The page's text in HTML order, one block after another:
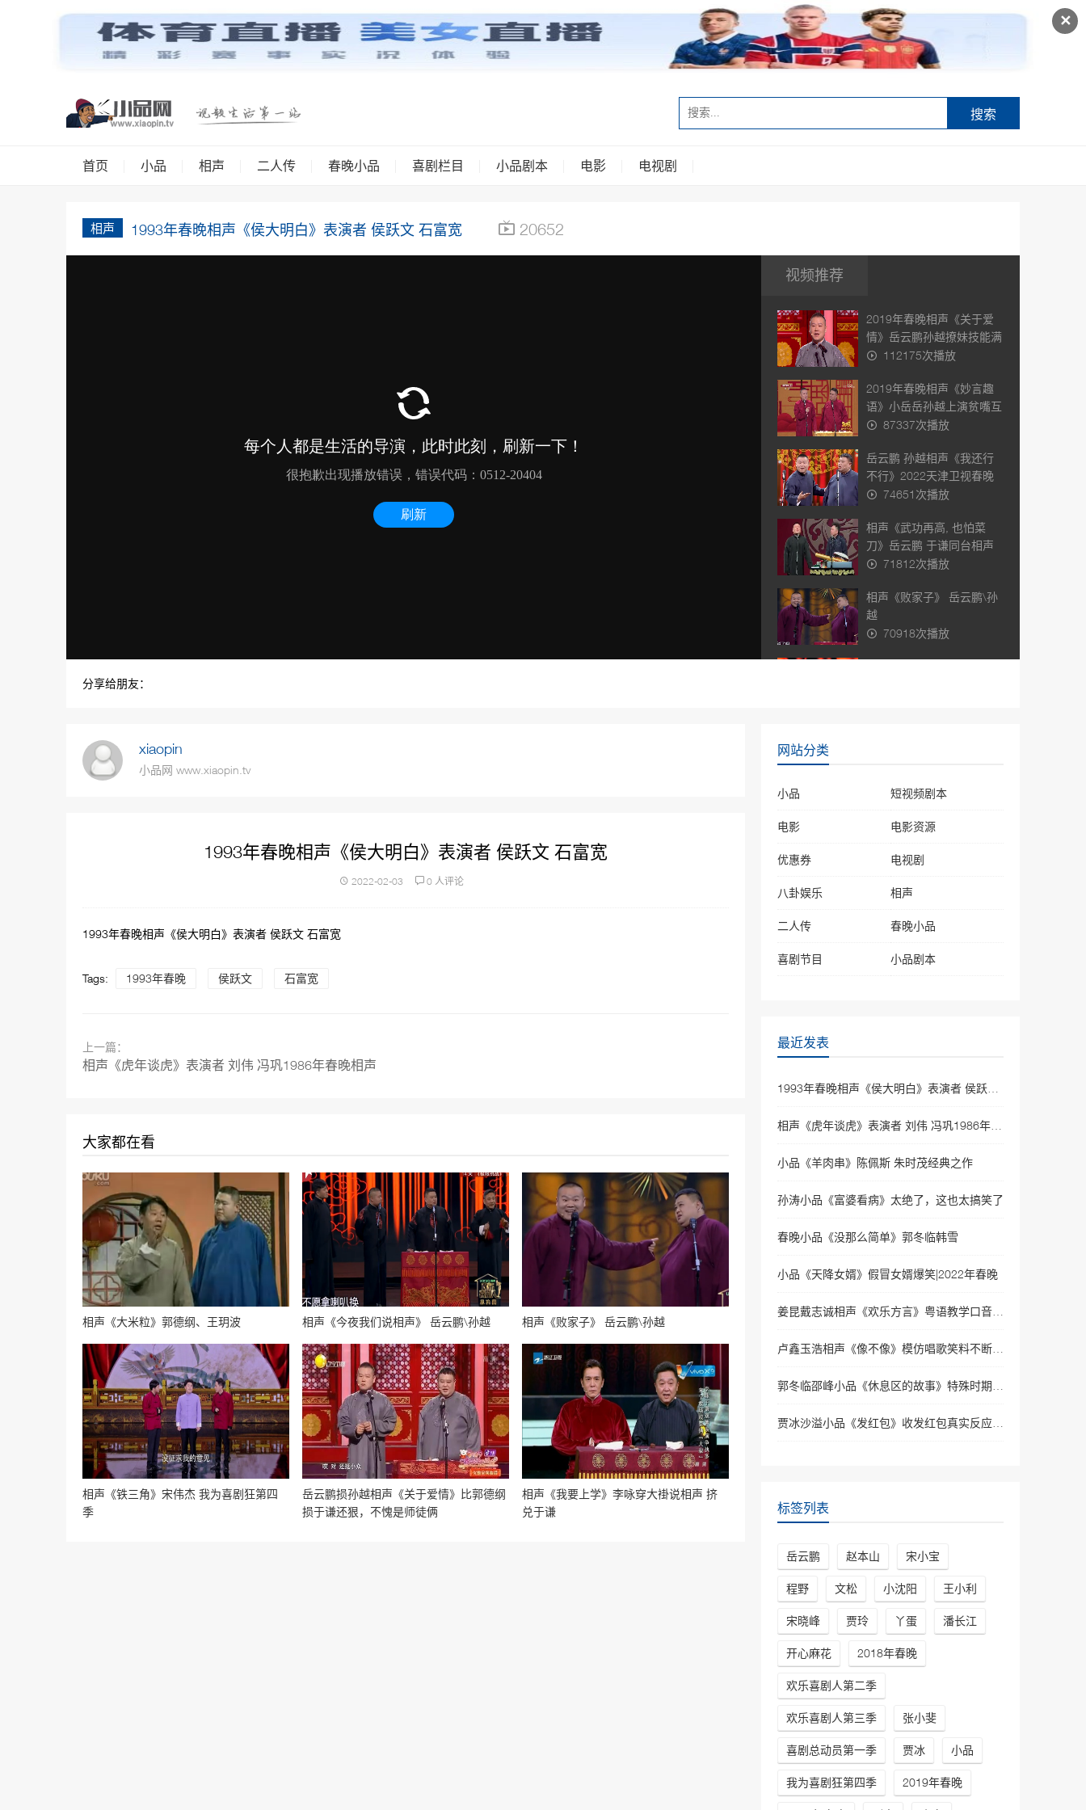
✕
搜索
首页 小品 相声 二人传 春晚小品 喜剧栏目 小品剧本 电影 电视剧
相声 1993年春晚相声《侯大明白》表演者 侯跃文 石富宽 20652
视频推荐
2019年春晚相声《关于爱
情》岳云鹏孙越撩妹技能满
点，112175次播放
2019年春晚相声《妙言趣
语》小岳岳孙越上演贫嘴互
怼趣解汉字逗乐全场
87337次播放
岳云鹏 孙越相声《我还行
不行》2022天津卫视春晚
74651次播放
相声《武功再高, 也怕菜
刀》岳云鹏 于谦同台相声
太逗了71812次播放
相声《败家子》 岳云鹏\孙
越
70918次播放
子》上台就互撕，真的太逗
孙越助阵, 小岳岳化身文学
《年三十的歌》2022春晚
35045次播放
鹏、孙越
爱范冰冰, 被李晨揍!
孙越经典相声 没几个人看
岳云鹏\孙越
相声《非一般的爱情》岳云
相声《笑傲江湖》郭德纲、
于谦
29395次播放
相声《我是歌手》岳云鹏
孙越德云社最新相声
分享给朋友：
xiaopin
小品网 www.xiaopin.tv
1993年春晚相声《侯大明白》表演者 侯跃文 石富宽
2022-02-03 0 人评论
1993年春晚相声《侯大明白》表演者 侯跃文 石富宽
Tags: 1993年春晚 侯跃文 石富宽
上一篇：
相声《虎年谈虎》表演者 刘伟 冯巩1986年春晚相声
大家都在看
相声《大米粒》郭德纲、王玥波 相声《今夜我们说相声》 岳云鹏\孙越 相声《败家子》 岳云鹏\孙越
相声《铁三角》宋伟杰 我为喜剧狂第四
季
岳云鹏损孙越相声《关于爱情》比郭德纲
损于谦还狠，不愧是师徒俩
相声《我要上学》李咏穿大褂说相声 挤
兑于谦
网站分类
小品 短视频剧本
电影 电影资源
优惠券 电视剧
八卦娱乐 相声
二人传 春晚小品
喜剧节目 小品剧本
最近发表
小品《羊肉串》陈佩斯 朱时茂经典之作
孙涛小品《富婆看病》太绝了，这也太搞笑了
春晚小品《没那么简单》郭冬临韩雪
小品《天降女婿》假冒女婿爆笑|2022年春晚
标签列表
岳云鹏 赵本山 宋小宝
程野 文松 小沈阳 王小利
宋晓峰 贾玲 丫蛋 潘长江
开心麻花 2018年春晚
欢乐喜剧人第二季
欢乐喜剧人第三季 张小斐
喜剧总动员第一季 贾冰 小品
我为喜剧狂第四季 2019年春晚